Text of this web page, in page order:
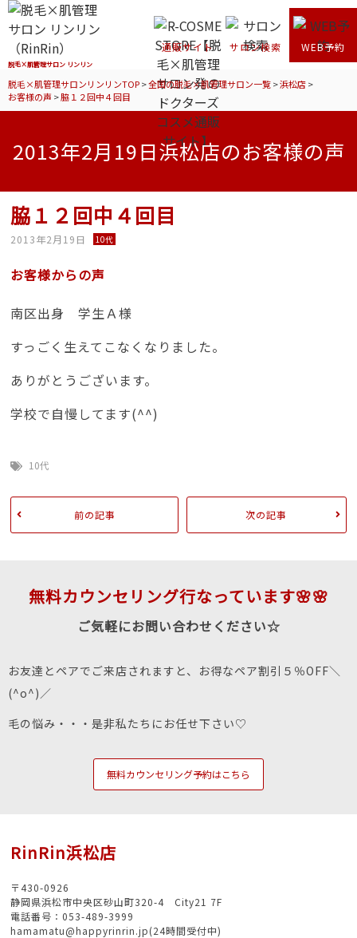
脱毛×肌管理サロン リンリン
通販サイト サロン検索 WEB予約
脱毛×肌管理サロンリンリンTOP>全国の脱毛×肌管理サロン一覧>浜松店>
お客様の声 >脇１２回中４回目
2013年2月19日浜松店のお客様の声
脇１２回中４回目
2013年2月19日 10代
お客様からの声
南区出身 学生Ａ様
すっごく生えてこなくなりました。
ありがとうございます。
学校で自慢してます(^^)
10代
前の記事 次の記事
無料カウンセリング行なっています🌸🌸
ご気軽にお問い合わせください☆
お友達とペアでご来店されますと、お得なペア割引５％OFF＼
(^o^)／
毛の悩み・・・是非私たちにお任せ下さい♡
無料カウンセリング予約はこちら
RinRin浜松店
〒430-0926
静岡県浜松市中央区砂山町320-4 City21 7F
電話番号：053-489-3999
hamamatu@happyrinrin.jp(24時間受付中)